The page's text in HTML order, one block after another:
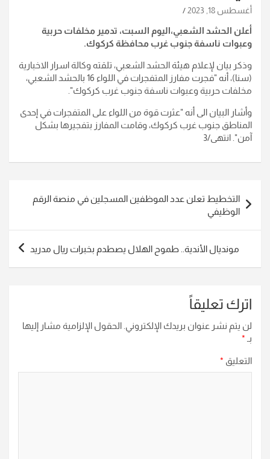
أغسطس 18, 2023
أعلن الحشد الشعبي،اليوم السبت، تدمير مخلفات حربية
وعبوات ناسفة جنوب غرب محافظة كركوك.
وذكر بيان لإعلام هيئة الحشد الشعبي، تلقته وكالة اسرار الاخبارية
(سنا)، أنه "فجرت مفارز المتفجرات في اللواء 16 بالحشد الشعبي،
مخلفات حربية وعبوات ناسفة جنوب غرب كركوك".
وأشار البيان الى أنه "عثرت قوة من اللواء على المتفجرات في إحدى
المناطق جنوب غرب كركوك، وقامت المفارز بتفجيرها بشكل
آمن". انتهى/3
المقالات
التخطيط تعلن عدد الموظفين المسجلين في منصة الرقم
الوظيفي
مونديال الأندية.. طموح الهلال يصطدم بخبرات ريال مدريد
اترك تعليقاً
لن يتم نشر عنوان بريدك الإلكتروني. الحقول الإلزامية مشار إليها
بـ *
التعليق *